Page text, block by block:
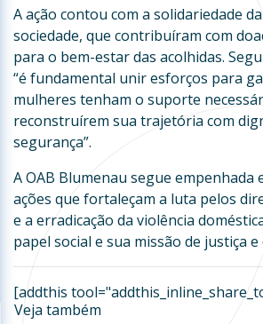
A ação contou com a solidariedade
sociedade, que contribuíram com
para o bem-estar das acolhidas.
“é fundamental unir esforços para
mulheres tenham o suporte
reconstruírem sua trajetória com
segurança”.
A OAB Blumenau segue empenhada
ações que fortaleçam a luta pelos
e a erradicação da violência
papel social e sua missão de justiça e
[addthis
Veja também